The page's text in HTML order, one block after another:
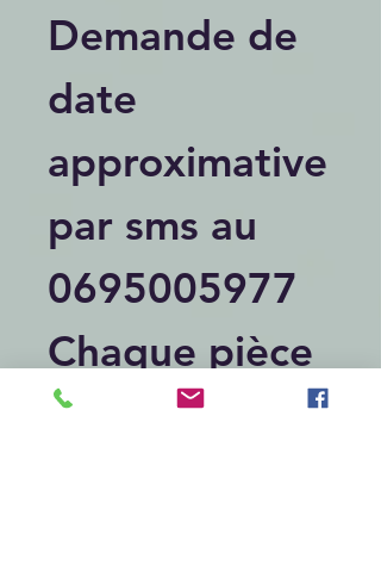
Demande de
date
approximative
par sms au
0695005977
Chaque pièce
est réalisé ,